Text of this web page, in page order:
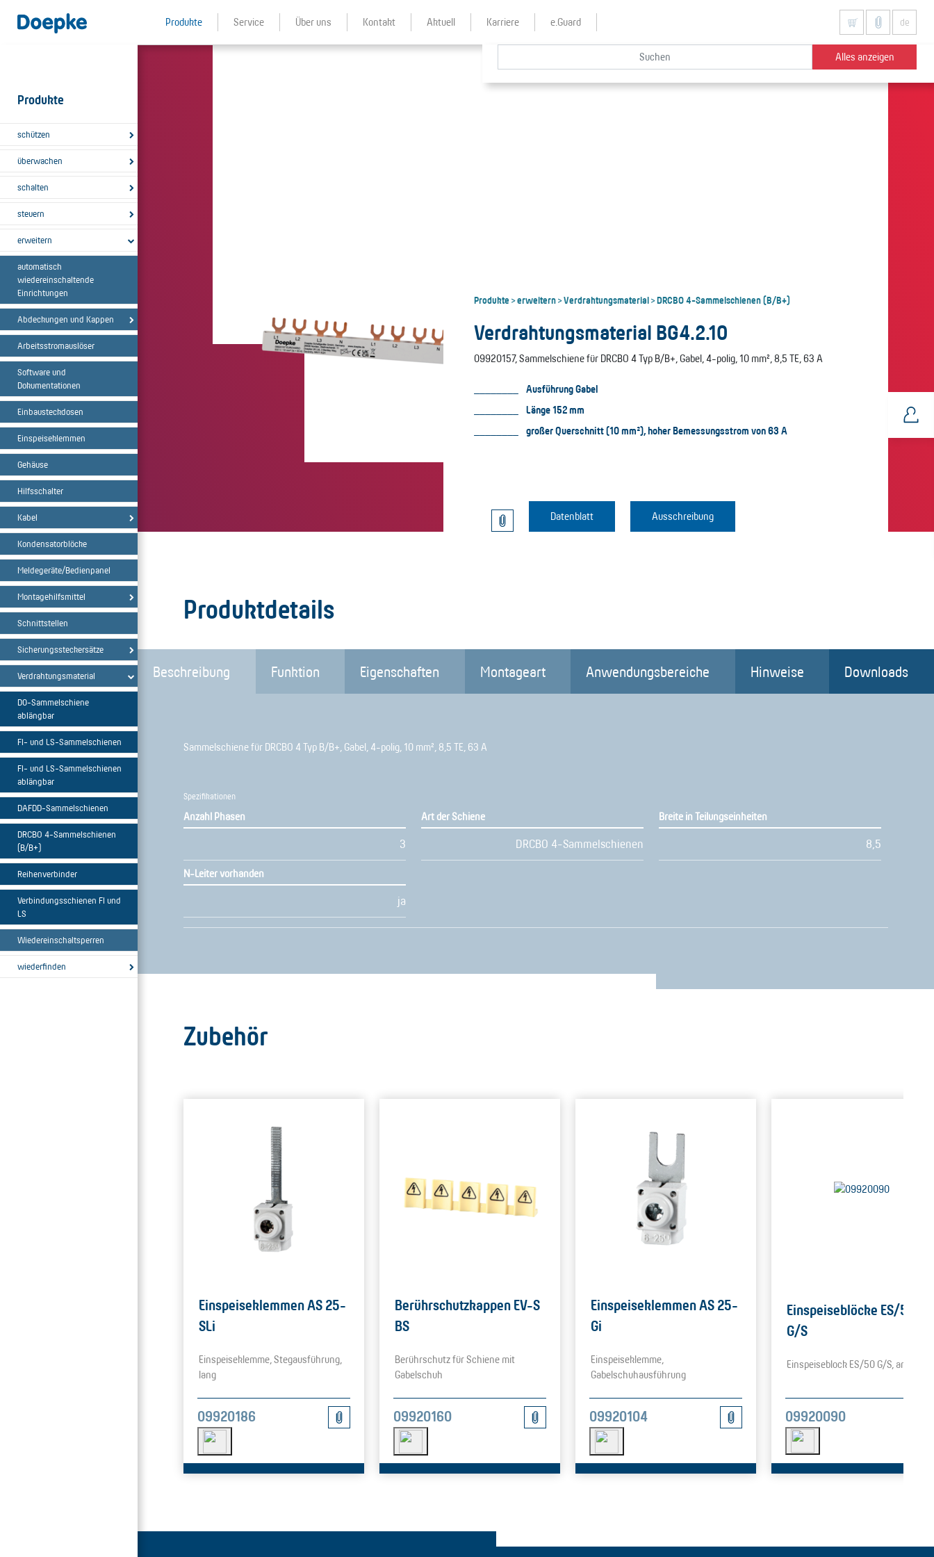
de
Produkte Service Über uns Kontakt Aktuell Karriere e.Guard
Alles anzeigen
Produkte
schützen
überwachen
schalten
steuern
erweitern
automatisch
wiedereinschaltende
Einrichtungen
Abdeckungen und Kappen
Arbeitsstromauslöser
Software und
Dokumentationen
Einbausteckdosen
Einspeiseklemmen
Gehäuse
Hilfsschalter
Kabel
Kondensatorblöcke
Meldegeräte/Bedienpanel
Montagehilfsmittel
Schnittstellen
Sicherungssteckersätze
Verdrahtungsmaterial
D0-Sammelschiene
ablängbar
FI- und LS-Sammelschienen
FI- und LS-Sammelschienen
ablängbar
DAFDD-Sammelschienen
DRCBO 4-Sammelschienen
(B/B+)
Reihenverbinder
Verbindungsschienen FI und
LS
Wiedereinschaltsperren
wiederfinden
Produkte >erweitern>Verdrahtungsmaterial>DRCBO 4-Sammelschienen (B/B+)
Verdrahtungsmaterial BG4.2.10
09920157, Sammelschiene für DRCBO 4 Typ B/B+, Gabel, 4-polig, 10 mm², 8,5 TE, 63 A
Ausführung Gabel
Länge 152 mm
großer Querschnitt (10 mm²), hoher Bemessungsstrom von 63 A
Datenblatt Ausschreibung
Produktdetails
Beschreibung Funktion Eigenschaften Montageart Anwendungsbereiche Hinweise Downloads
Sammelschiene für DRCBO 4 Typ B/B+, Gabel, 4-polig, 10 mm², 8,5 TE, 63 A
Spezifikationen
Anzahl Phasen
3
Art der Schiene
DRCBO 4-Sammelschienen
Breite in Teilungseinheiten
8,5
N-Leiter vorhanden
ja
Zubehör
Einspeiseklemmen AS 25-
SLi
Einspeiseklemme, Stegausführung,
lang
09920186
Berührschutzkappen EV-S
BS
Berührschutz für Schiene mit
Gabelschuh
09920160
Einspeiseklemmen AS 25-
Gi
Einspeiseklemme,
Gabelschuhausführung
09920104
Einspeiseblöcke ES/50
G/S
Einspeiseblock ES/50 G/S,
09920090